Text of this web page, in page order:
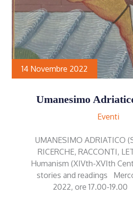
14 Novembre 2022
Umanesimo
Eventi
UMANESIMO ADRIATICO
RICERCHE, RACCONTI,
Humanism (XIVth-XVIth
stories and readings
2022, ore 17.00-